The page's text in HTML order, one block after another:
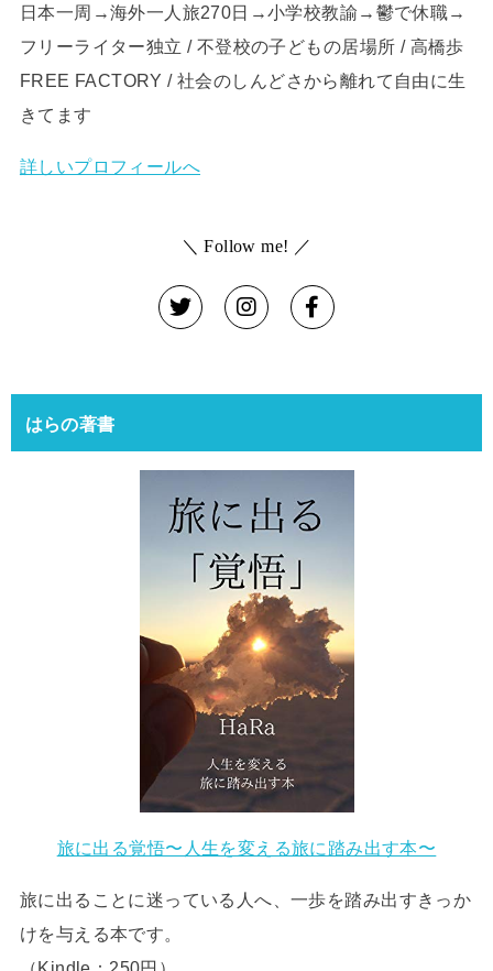
日本一周→海外一人旅270日→小学校教諭→鬱で休職→
フリーライター独立 / 不登校の子どもの居場所 / 高橋歩
FREE FACTORY / 社会のしんどさから離れて自由に生
きてます
詳しいプロフィールへ
＼ Follow me! ／
はらの著書
旅に出る覚悟〜人生を変える旅に踏み出す本〜
旅に出ることに迷っている人へ、一歩を踏み出すきっか
けを与える本です。